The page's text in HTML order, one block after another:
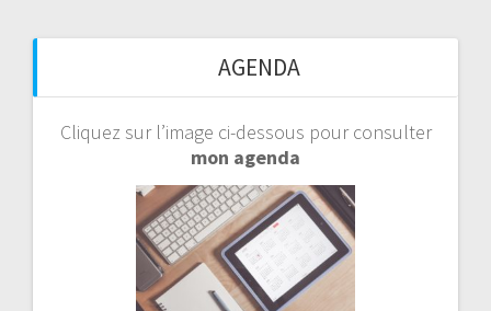
AGENDA
Cliquez sur l’image ci-dessous pour consulter
mon agenda